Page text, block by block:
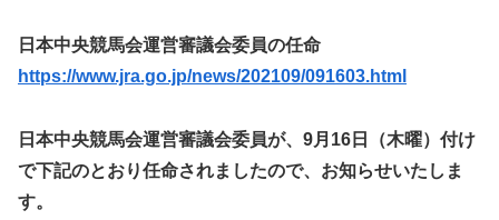
日本中央競馬会運営審議会委員の任命
https://www.jra.go.jp/news/202109/091603.html
日本中央競馬会運営審議会委員が、9月16日（木曜）付け
で下記のとおり任命されましたので、お知らせいたしま
す。